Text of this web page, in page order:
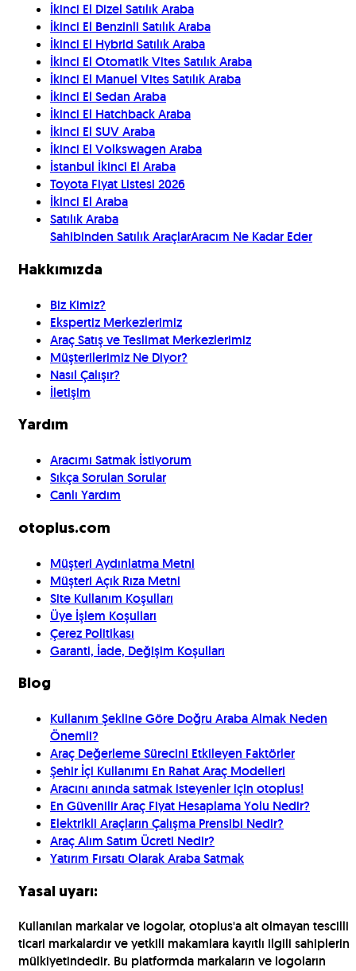
İkinci El Dizel Satılık Araba
İkinci El Benzinli Satılık Araba
İkinci El Hybrid Satılık Araba
İkinci El Otomatik Vites Satılık Araba
İkinci El Manuel Vites Satılık Araba
İkinci El Sedan Araba
İkinci El Hatchback Araba
İkinci El SUV Araba
İkinci El Volkswagen Araba
İstanbul İkinci El Araba
Toyota Fiyat Listesi 2026
İkinci El Araba
Satılık Araba
Sahibinden Satılık AraçlarAracım Ne Kadar Eder
Hakkımızda
Biz Kimiz?
Ekspertiz Merkezlerimiz
Araç Satış ve Teslimat Merkezlerimiz
Müşterilerimiz Ne Diyor?
Nasıl Çalışır?
İletişim
Yardım
Aracımı Satmak İstiyorum
Sıkça Sorulan Sorular
Canlı Yardım
otoplus.com
Müşteri Aydınlatma Metni
Müşteri Açık Rıza Metni
Site Kullanım Koşulları
Üye İşlem Koşulları
Çerez Politikası
Garanti, İade, Değişim Koşulları
Blog
Kullanım Şekline Göre Doğru Araba Almak Neden
Önemli?
Araç Değerleme Sürecini Etkileyen Faktörler
Şehir İçi Kullanımı En Rahat Araç Modelleri
Aracını anında satmak isteyenler için otoplus!
En Güvenilir Araç Fiyat Hesaplama Yolu Nedir?
Elektrikli Araçların Çalışma Prensibi Nedir?
Araç Alım Satım Ücreti Nedir?
Yatırım Fırsatı Olarak Araba Satmak
Yasal uyarı:
Kullanılan markalar ve logolar, otoplus'a ait olmayan tescilli
ticari markalardır ve yetkili makamlara kayıtlı ilgili sahiplerin
mülkiyetindedir. Bu platformda markaların ve logoların